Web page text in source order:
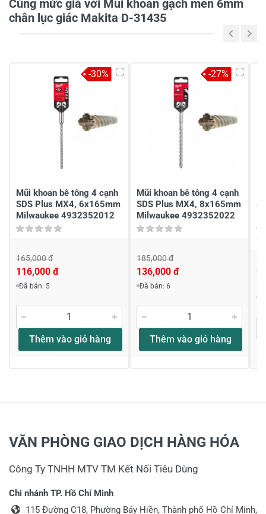
3
2
1
Chia sẻ nhận xét về sản phẩm
Viết nhận xét về sản phẩm
Đánh giá sao
Viết nhận xét của bạn vào bên dưới
Cùng mức giá với Mũi khoan gạch men 6mm
chân lục giác Makita D-31435
Mũi khoan bê tông 4 cạnh
SDS Plus MX4, 6x165mm
Milwaukee 4932352012
165,000 đ
116,000 đ
Đã bán: 5
Thêm vào giỏ hàng
-30%
Mũi khoan bê tông 4 cạnh
SDS Plus MX4, 8x165mm
Milwaukee 4932352022
185,000 đ
136,000 đ
Đã bán: 6
Thêm vào giỏ hàng
-27%
VĂN PHÒNG GIAO DỊCH HÀNG HÓA
Công Ty TNHH MTV TM Kết Nối Tiêu Dùng
Chi nhánh TP. Hồ Chí Minh
115 Đường C18, Phường Bảy Hiền, Thành phố Hồ Chí Minh,